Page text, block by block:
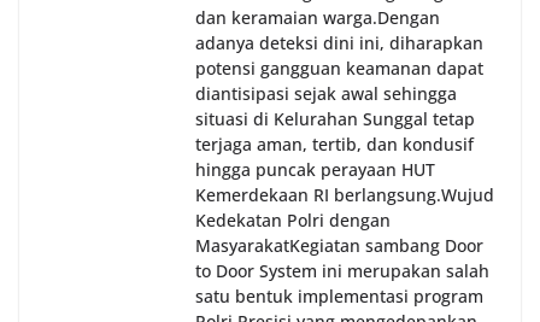
dan keramaian warga.‎‎Dengan
adanya deteksi dini ini, diharapkan
potensi gangguan keamanan dapat
diantisipasi sejak awal sehingga
situasi di Kelurahan Sunggal tetap
terjaga aman, tertib, dan kondusif
hingga puncak perayaan HUT
Kemerdekaan RI berlangsung.‎‎Wujud
Kedekatan Polri dengan
Masyarakat‎Kegiatan sambang Door
to Door System ini merupakan salah
satu bentuk implementasi program